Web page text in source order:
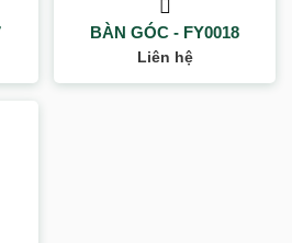
BÀN GÓC - FY0018
Liên hệ